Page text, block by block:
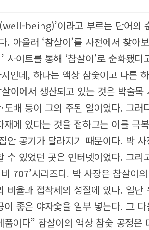
being)’이라고 부르는 단어의
. 아울러 ‘참살이’를 사전에서 찾
사이트를 통해 ‘참살이’로 순화됐다
인데, 하나는 액상 참숯이고 다른
이에서 생산되고 있는 것은 박술목
배 등이 그의 주된 일이었다. 그
에 있다는 것을 접하고는 이를 극
공기가 달라지기 때문이다. 박
수 있었던 곳은 인터넷이었다. 그
707’시리즈다. 박 사장은 참살이
비율과 접착제의 성질에 있다. 일
좋은 야자숯을 일부 넣는다. 그
품이다” 참살이의 액상 참숯 공정은